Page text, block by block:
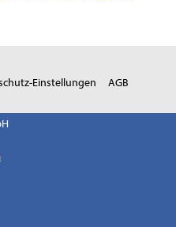
Einstellungen AGB